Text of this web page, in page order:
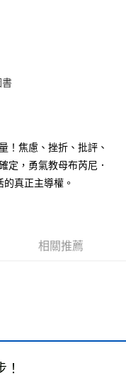
書
！焦慮、挫折、批評、
定，勇氣教母布芮尼．
真正主導權。
相關推薦